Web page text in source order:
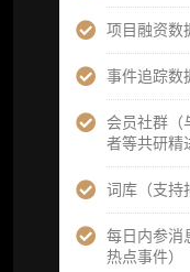
项目融资数
事件追踪数
会员社群（
者等共研精
词库（支持
每日内参消
热点事件）
分析师专属
淀内容）​
研精进）
可下载报告